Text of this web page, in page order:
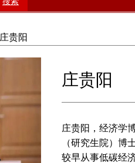
庄贵阳
庄贵阳
庄贵阳，经济学
（研究生院）博
较早从事低碳经